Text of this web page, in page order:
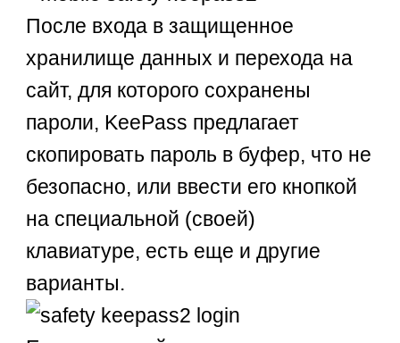
После входа в защищенное
хранилище данных и перехода на
сайт, для которого сохранены
пароли, KeePass предлагает
скопировать пароль в буфер, что не
безопасно, или ввести его кнопкой
на специальной (своей)
клавиатуре, есть еще и другие
варианты.